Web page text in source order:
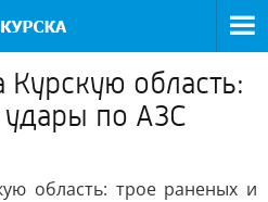
Курскую область:
по АЗС
область: трое раненых и